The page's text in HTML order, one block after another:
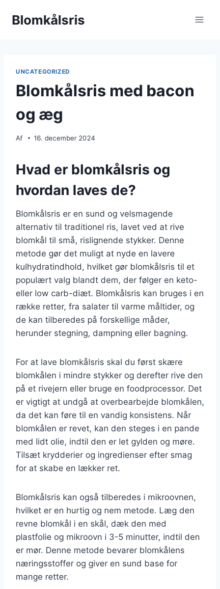
Blomkålsris
UNCATEGORIZED
Blomkålsris med bacon
og æg
Af 16. december 2024
Hvad er blomkålsris og
hvordan laves de?
Blomkålsris er en sund og velsmagende
alternativ til traditionel ris, lavet ved at rive
blomkål til små, rislignende stykker. Denne
metode gør det muligt at nyde en lavere
kulhydratindhold, hvilket gør blomkålsris til et
populært valg blandt dem, der følger en keto-
eller low carb-diæt. Blomkålsris kan bruges i en
række retter, fra salater til varme måltider, og
de kan tilberedes på forskellige måder,
herunder stegning, dampning eller bagning.
For at lave blomkålsris skal du først skære
blomkålen i mindre stykker og derefter rive den
på et rivejern eller bruge en foodprocessor. Det
er vigtigt at undgå at overbearbejde blomkålen,
da det kan føre til en vandig konsistens. Når
blomkålen er revet, kan den steges i en pande
med lidt olie, indtil den er let gylden og møre.
Tilsæt krydderier og ingredienser efter smag
for at skabe en lækker ret.
Blomkålsris kan også tilberedes i mikroovnen,
hvilket er en hurtig og nem metode. Læg den
revne blomkål i en skål, dæk den med
plastfolie og mikroovn i 3-5 minutter, indtil den
er mør. Denne metode bevarer blomkålens
næringsstoffer og giver en sund base for
mange retter.